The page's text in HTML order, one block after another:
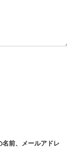
前、メールアドレ